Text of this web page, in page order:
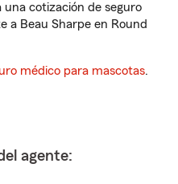
una cotización de seguro
a Beau Sharpe en Round
médico para mascotas.
agente: